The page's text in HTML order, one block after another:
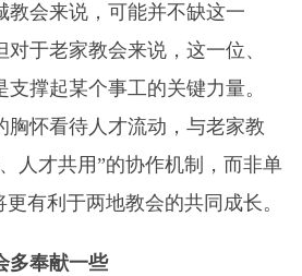
教会来说，可能并不缺这一
于老家教会来说，这一位、
撑起某个事工的关键力量。
胸怀看待人才流动，与老家教
人才共用”的协作机制，而非单
有利于两地教会的共同成长。
多奉献一些